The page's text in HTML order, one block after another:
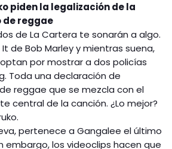
piden la legalización de la
de reggae
de La Cartera te sonarán a algo.
de Bob Marley y mientras suena,
optan por mostrar a dos policías
Toda una declaración de
reggae que se mezcla con el
central de la canción. ¿Lo mejor?
pertenece a Gangalee el último
embargo, los videoclips hacen que